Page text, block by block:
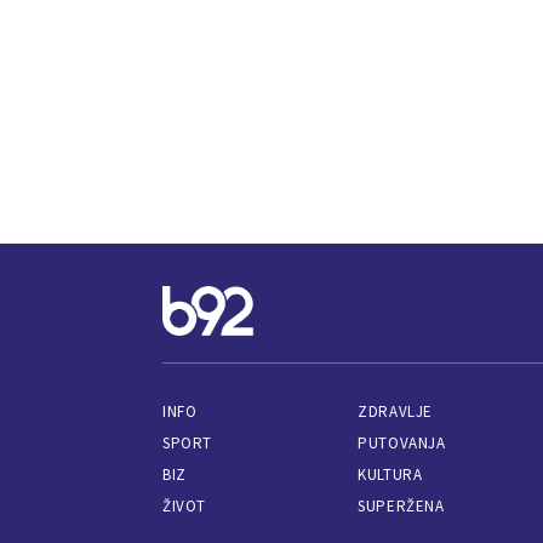
INFO
SPORT
BIZ
ŽIVOT
ZDRAVLJE
PUTOVANJA
KULTURA
SUPERŽENA